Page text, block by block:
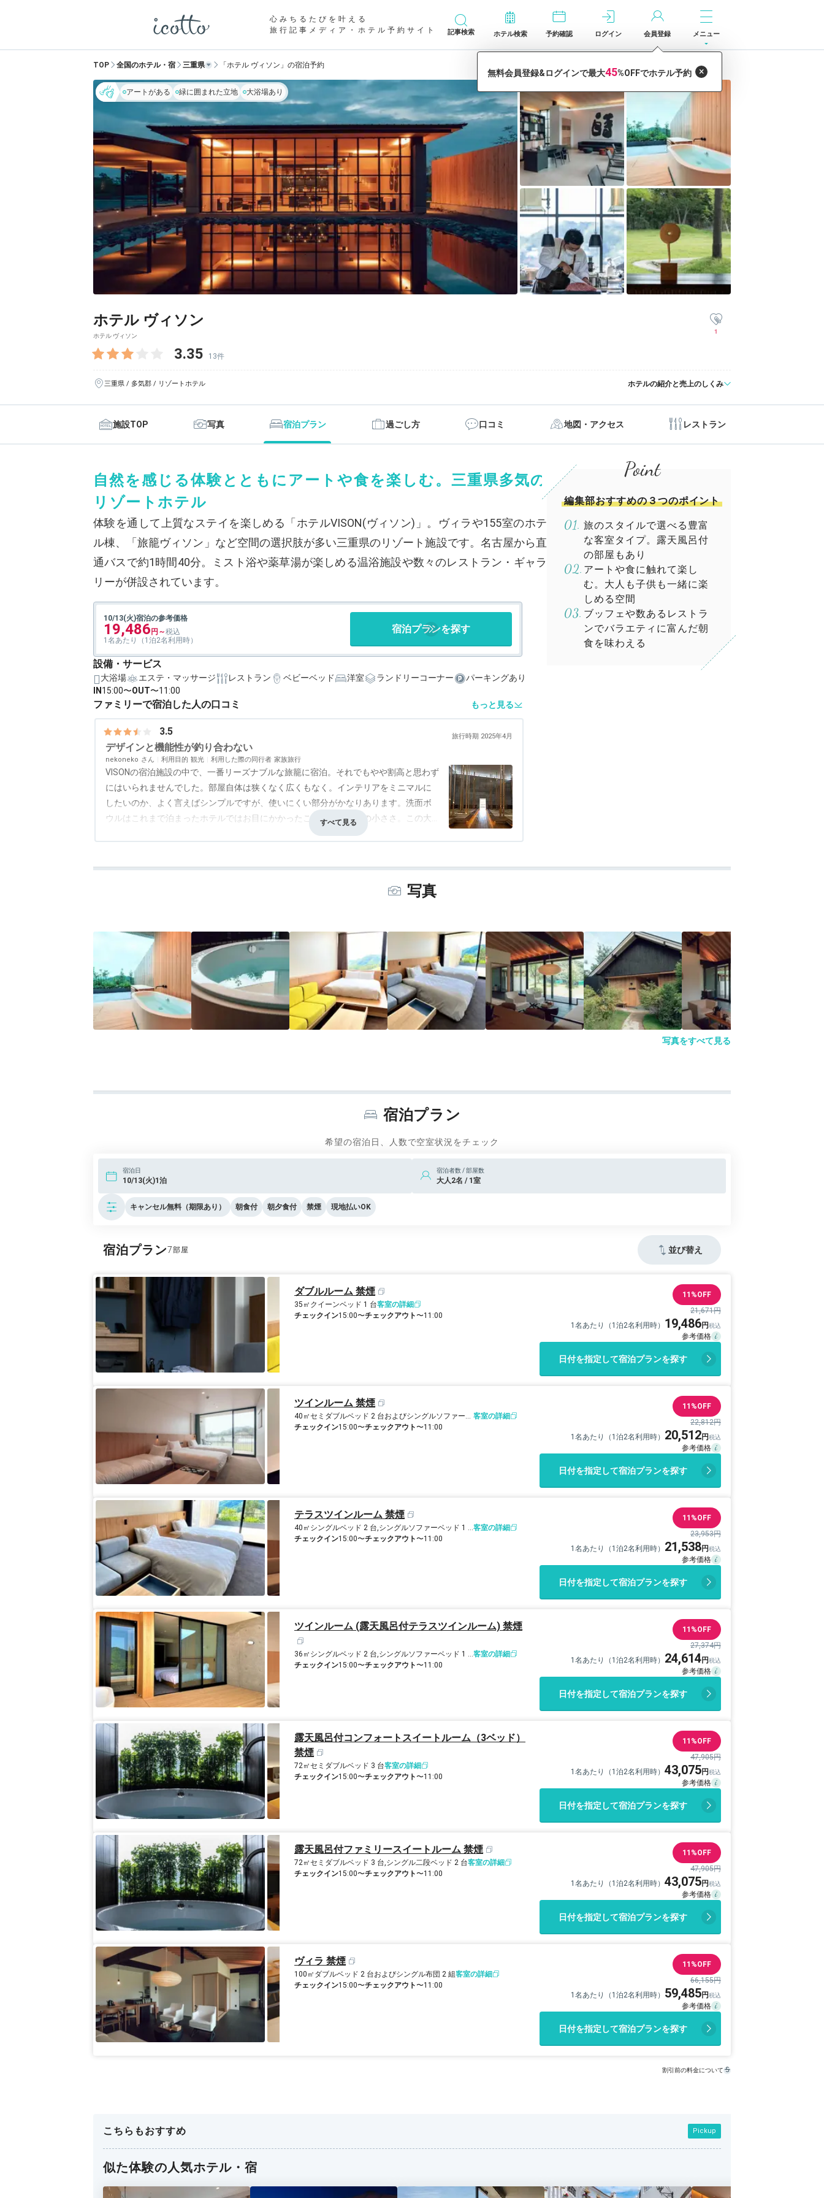
心みちるたびを叶える
旅行記事メディア・ホテル予約サイト
記事検索 ホテル検索 予約確認 ログイン 会員登録 メニュー
TOP 全国のホテル・宿 三重県 「ホテル ヴィソン」の宿泊予約
アートがある 緑に囲まれた立地 大浴場あり
ホテル ヴィソン
ホテル ヴィソン
3.35 13件
1
三重県 / 多気郡 / リゾートホテル ホテルの紹介と売上のしくみ
施設TOP 写真 宿泊プラン 過ごし方 口コミ 地図・アクセス レストラン
自然を感じる体験とともにアートや食を楽しむ。三重県多気の
リゾートホテル
体験を通して上質なステイを楽しめる「ホテルVISON(ヴィソン)」。ヴィラや155室のホテ
ル棟、「旅籠ヴィソン」など空間の選択肢が多い三重県のリゾート施設です。名古屋から直
通バスで約1時間40分。ミスト浴や薬草湯が楽しめる温浴施設や数々のレストラン・ギャラ
リーが併設されています。
10/13(火)宿泊の参考価格
19,486
1名あたり（1泊2名利用時）
宿泊プランを探す
設備・サービス
大浴場 エステ・マッサージ レストラン ベビーベッド 洋室 ランドリーコーナー
パーキングあり
IN 15:00〜OUT〜11:00
ファミリーで宿泊した人の口コミ もっと見る
3.5 旅行時期 2025年4月
デザインと機能性が釣り合わない
nekoneko 利用目的 観光 利用した際の同行者 家族旅行
VISONの宿泊施設の中で、一番リーズナブルな旅籠に宿泊。それでもやや割高と思わず
にはいられませんでした。部屋自体は狭くなく広くもなく。インテリアをミニマルに
したいのか、よく言えばシンプルですが、使いにくい部分がかなりあります。洗面ボ
ウルはこれまで泊まったホテルではお目にかかったことのないほどの小ささ。この大
きさで洗願・歯磨きはきびしいです。部屋によって、椅子の仕様が違うのですが、今
た。お風呂はエレベーターを乗り継いでたどり着くまでがちょっと長いかな。浴場自
4.5 バリアフリー評価なし
編集部おすすめの３つのポイント
旅のスタイルで選べる豊富
な客室タイプ。露天風呂付
の部屋もあり
アートや食に触れて楽し
む。大人も子供も一緒に楽
しめる空間
ブッフェや数あるレストラ
ンでバラエティに富んだ朝
食を味わえる
写真
写真をすべて見る
宿泊プラン
希望の宿泊日、人数で空室状況をチェック
宿泊日
10/13(火)1泊
宿泊者数 / 部屋数
大人2名 / 1室
キャンセル無料（期限あり） 朝食付 朝夕食付 禁煙 現地払いOK
宿泊プラン7 並び替え
ダブルルーム 禁煙
35㎡ クイーンベッド 1 台客室の詳細
チェックイン15:00〜チェックアウト〜11:00
11%OFF
21,671円
1名あたり（1泊2名利用時） 19,486
日付を指定して宿泊プランを探す
ツインルーム 禁煙
40㎡ セミダブルベッド 2 台およびシングルソファーベッド 1 台 客室の詳細
チェックイン15:00〜チェックアウト〜11:00
11%OFF
22,812円
1名あたり（1泊2名利用時） 20,512
日付を指定して宿泊プランを探す
テラスツインルーム 禁煙
40㎡ シングルベッド 2 台,シングルソファーベッド 1 台客室の詳細
チェックイン15:00〜チェックアウト〜11:00
11%OFF
23,953円
1名あたり（1泊2名利用時） 21,538
日付を指定して宿泊プランを探す
ツインルーム (露天風呂付テラスツインルーム) 禁煙
36㎡ シングルベッド 2 台,シングルソファーベッド 1 台客室の詳細
チェックイン15:00〜チェックアウト〜11:00
11%OFF
27,374円
1名あたり（1泊2名利用時） 24,614
日付を指定して宿泊プランを探す
露天風呂付コンフォートスイートルーム（3ベッド）
禁煙
72㎡セミダブルベッド 3 台客室の詳細
チェックイン15:00〜チェックアウト〜11:00
11%OFF
47,905円
1名あたり（1泊2名利用時） 43,075
日付を指定して宿泊プランを探す
露天風呂付ファミリースイートルーム 禁煙
72㎡セミダブルベッド 3 台,シングル二段ベッド 2 台客室の詳細
チェックイン15:00〜チェックアウト〜11:00
11%OFF
47,905円
1名あたり（1泊2名利用時） 43,075
日付を指定して宿泊プランを探す
ヴィラ 禁煙
100㎡ ダブルベッド 2 台およびシングル布団 2 組客室の詳細
チェックイン15:00〜チェックアウト〜11:00
11%OFF
66,155円
1名あたり（1泊2名利用時） 59,485
日付を指定して宿泊プランを探す
割引前の料金について
こちらもおすすめ Pickup
似た体験の人気ホテル・宿